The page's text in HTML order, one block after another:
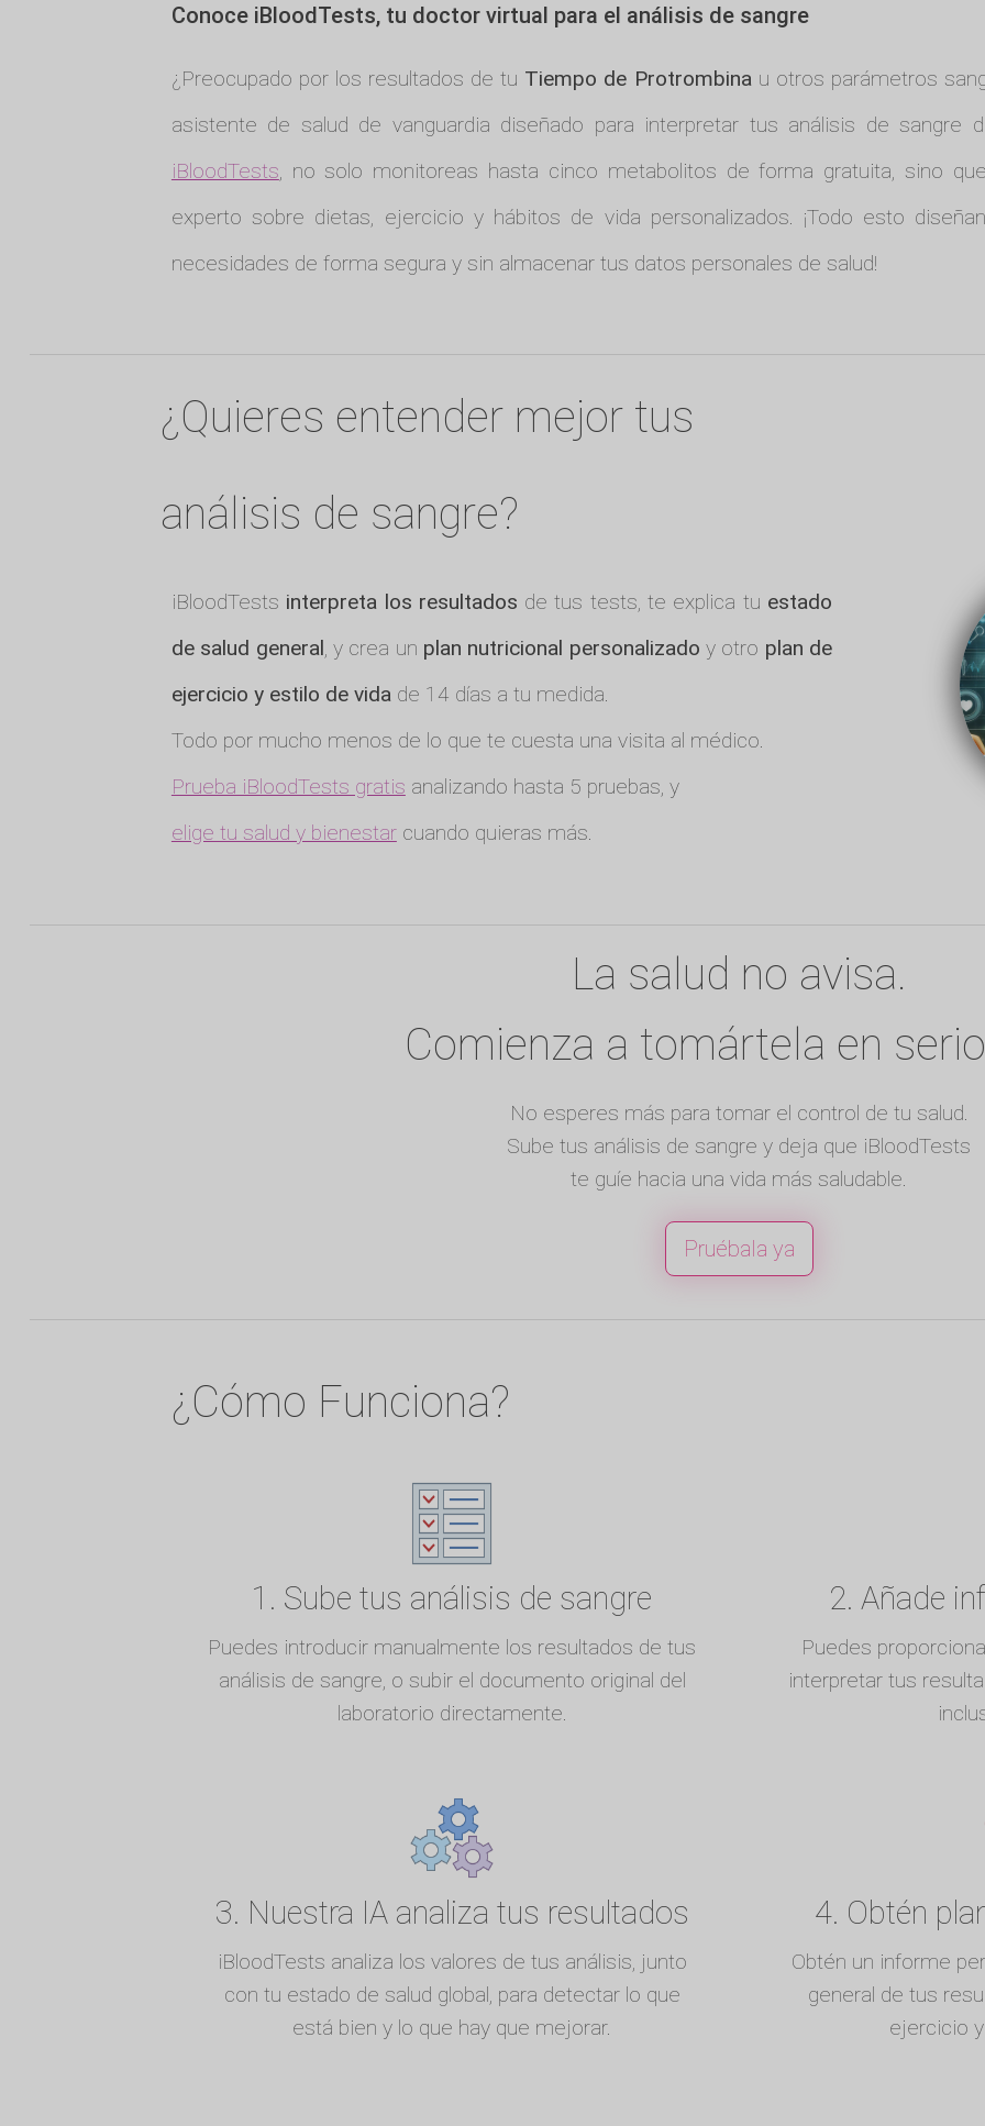
Conoce iBloodTests, tu doctor virtual para el análisis de sangre
¿Preocupado por los resultados de tu Tiempo de Protrombinau otros parámetros
asistente de salud de vanguardia diseñado para interpretar tus análisis de sangre
iBloodTests, no solo monitoreas hasta cinco metabolitos de forma gratuita, sino
experto sobre dietas, ejercicio y hábitos de vida personalizados. ¡Todo esto
necesidades de forma segura y sin almacenar tus datos personales de salud!
¿Quieres entender mejor tus
análisis de sangre?
iBloodTests interpreta los resultados de tus tests, te explica tu estado
de salud general, y crea un plan nutricional personalizado y otro plan de
ejercicio y estilo de vidade 14 días a tu medida.
Todo por mucho menos de lo que te cuesta una visita al médico.
Prueba iBloodTests gratis analizando hasta 5 pruebas, y
elige tu salud y bienestarcuando quieras más.
La salud no avisa.
Comienza a tomártela en
No esperes más para tomar el control de tu salud.
Sube tus análisis de sangre y deja que iBloodTests
te guíe hacia una vida más saludable.
Pruébala ya
¿Cómo Funciona?
1. Sube tus análisis de sangre
Puedes introducir manualmente los resultados de tus
análisis de sangre, o subir el documento original del
laboratorio directamente.
2. Añade
Puedes
interpretar tus
3. Nuestra IA analiza tus resultados
iBloodTests analiza los valores de tus análisis, junto
con tu estado de salud global, para detectar lo que
está bien y lo que hay que mejorar.
4. Obtén
Obtén un informe
general de tus
ejercicio